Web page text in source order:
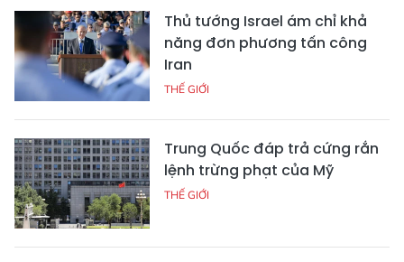
Thủ tướng Israel ám chỉ khả
năng đơn phương tấn công
Iran
THẾ GIỚI
Trung Quốc đáp trả cứng rắn
lệnh trừng phạt của Mỹ
THẾ GIỚI